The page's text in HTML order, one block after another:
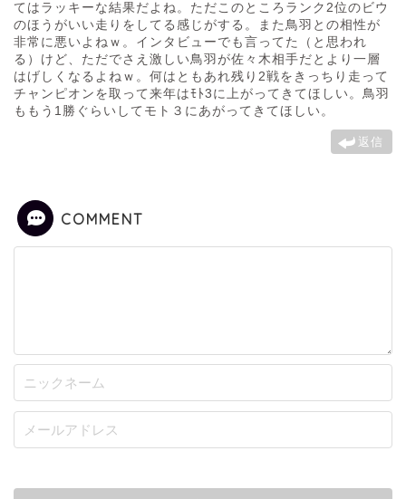
てはラッキーな結果だよね。ただこのところランク2位のビウ
のほうがいい走りをしてる感じがする。また鳥羽との相性が
非常に悪いよねｗ。インタビューでも言ってた（と思われ
る）けど、ただでさえ激しい鳥羽が佐々木相手だとより一層
はげしくなるよねｗ。何はともあれ残り2戦をきっちり走って
チャンピオンを取って来年はﾓﾄ3に上がってきてほしい。鳥羽
ももう1勝ぐらいしてモト３にあがってきてほしい。
返信
COMMENT